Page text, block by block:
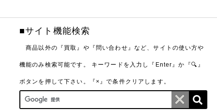
■サイト機能検索
商品以外の『買取』や『問い合わせ』など、サイトの使い方や
機能のみ検索可能です。 キーワードを入力し『Enter』か『🔍』
ボタンを押して下さい。『×』で条件クリアします。